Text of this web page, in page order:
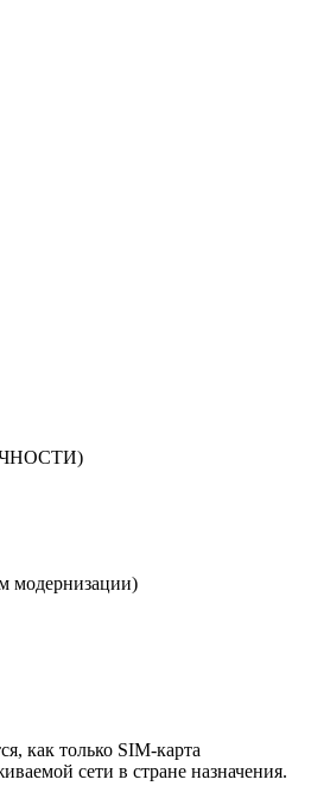
модернизации)
как только SIM-карта
сети в стране назначения.